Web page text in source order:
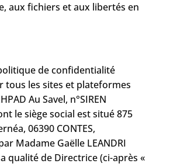
aux fichiers et aux libertés en
de confidentialité
tous les sites et plateformes
Au Savel, n°SIREN
le siège social est situé 875
06390 CONTES,
Madame Gaëlle LEANDRI
qualité de Directrice (ci-après «